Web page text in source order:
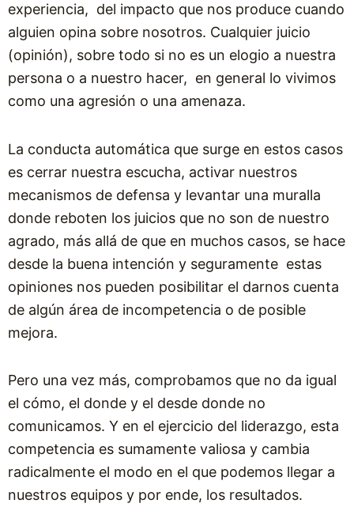
experiencia, del impacto que nos produce cuando
alguien opina sobre nosotros. Cualquier juicio
(opinión), sobre todo si no es un elogio a nuestra
persona o a nuestro hacer, en general lo vivimos
como una agresión o una amenaza.
La conducta automática que surge en estos casos
es cerrar nuestra escucha, activar nuestros
mecanismos de defensa y levantar una muralla
donde reboten los juicios que no son de nuestro
agrado, más allá de que en muchos casos, se hace
desde la buena intención y seguramente estas
opiniones nos pueden posibilitar el darnos cuenta
de algún área de incompetencia o de posible
mejora.
Pero una vez más, comprobamos que no da igual
el cómo, el donde y el desde donde no
comunicamos. Y en el ejercicio del liderazgo, esta
competencia es sumamente valiosa y cambia
radicalmente el modo en el que podemos llegar a
nuestros equipos y por ende, los resultados.